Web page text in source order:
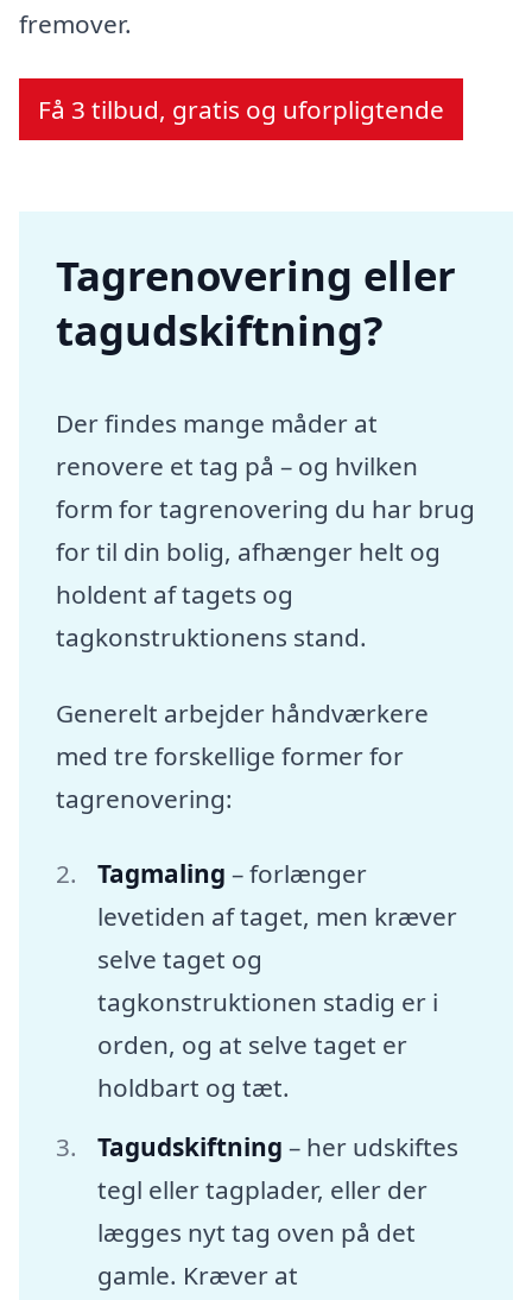
fremover.
Få 3 tilbud, gratis og uforpligtende
Tagrenovering eller
tagudskiftning?
Der findes mange måder at
renovere et tag på – og hvilken
form for tagrenovering du har brug
for til din bolig, afhænger helt og
holdent af tagets og
tagkonstruktionens stand.
Generelt arbejder håndværkere
med tre forskellige former for
tagrenovering:
Tagmaling – forlænger
levetiden af taget, men kræver
selve taget og
tagkonstruktionen stadig er i
orden, og at selve taget er
holdbart og tæt.
Tagudskiftning – her udskiftes
tegl eller tagplader, eller der
lægges nyt tag oven på det
gamle. Kræver at